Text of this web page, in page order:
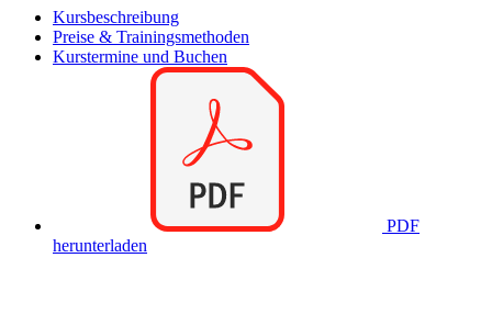
Kursbeschreibung
Preise & Trainingsmethoden
Kurstermine und Buchen
PDF
herunterladen